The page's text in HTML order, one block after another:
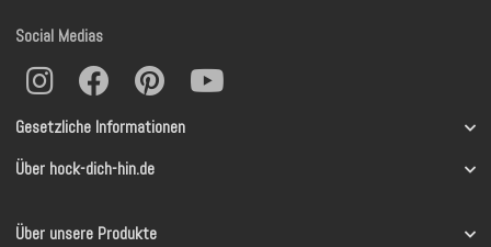
Gesetzliche Informationen
Über hock-dich-hin.de
Über unsere Produkte
Social Medias